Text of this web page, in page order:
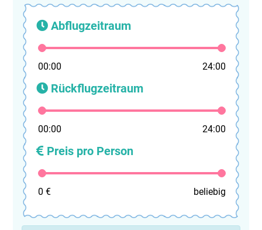
Abflugzeitraum
00:00 24:00
Rückflugzeitraum
00:00 24:00
Preis pro Person
0 € beliebig